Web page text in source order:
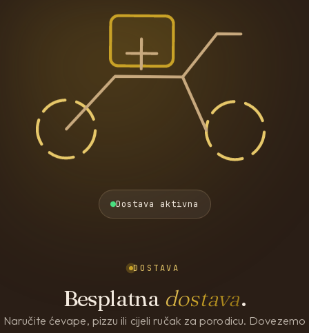
DOSTAVA
Besplatna dostava.
Naručite ćevape, pizzu ili cijeli ručak za porodicu. Dovezemo
Dostava aktivna